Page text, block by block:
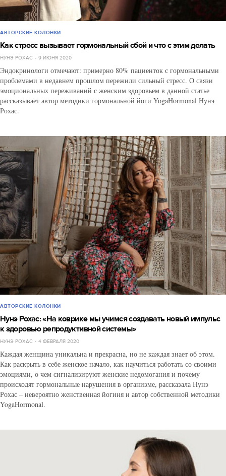
АВТОРСКИЕ КОЛОНКИ
Как стресс вызывает гормональный сбой и что с этим делать
НУНЭ РОХАС 9 ИЮНЯ 2020
Эндокринологи отмечают: примерно 80% пациенток с гормональными
проблемами в недавнем прошлом пережили сильный стресс. О связи
эмоциональных переживаний с женским здоровьем в данной статье
рассказывает автор методики гормональной йоги YogaHormonal Нунэ
Рохас.
АВТОРСКИЕ КОЛОНКИ
Нунэ Рохас: «На коврике мы учимся создавать новый импульс
к здоровью репродуктивной системы»
НУНЭ РОХАС 4 ФЕВРАЛЯ 2020
Каждая женщина уникальна и прекрасна, но не каждая знает об этом.
Как раскрыть в себе женское начало, как научиться работать со своими
эмоциями, о чем сигнализируют женские недомогания и почему
происходят гормональные нарушения в организме, рассказала Нунэ
Рохас – невероятно женственная йогиня и автор собственной методики
YogaHormonal.